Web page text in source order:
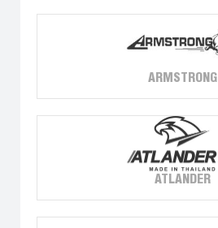
ARMSTRONG
ATLANDER